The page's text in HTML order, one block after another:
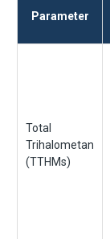
Parameter
Total
Trihalometan
(TTHMs)